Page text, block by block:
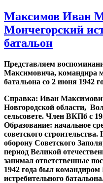
Максимов Иван
Мончегорский
батальон
Представляем
Максимовича, командира
батальона со 2 июня 1942
Справка: Иван
Новгородской области,
сельсовете. Член ВКПб с
Образование: начальное
советского
оборону Советского
период Великой
занимал ответственные
1942 года был командиром
истребительного